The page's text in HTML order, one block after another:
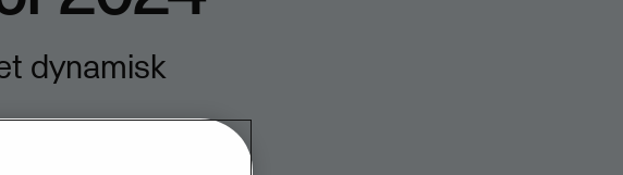
dynamisk